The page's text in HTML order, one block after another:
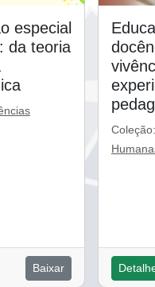
especial
da teoria
Baixar
Coleção: